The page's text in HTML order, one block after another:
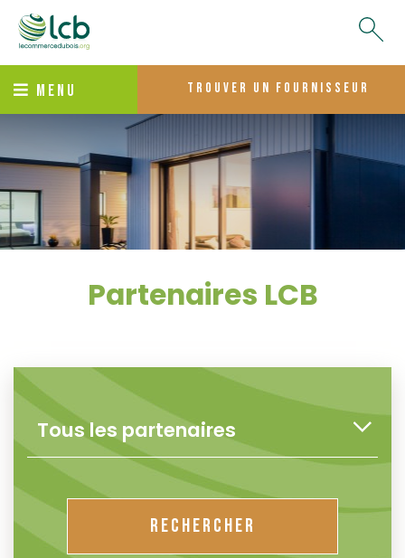
MENU trouver un fournisseur
Partenaires LCB
RECHERCHER